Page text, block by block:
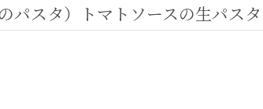
パスタ）トマトソースの生パスタ